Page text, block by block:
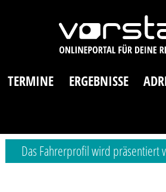
TERMINE ERGEBNISSE
Das Fahrerprofil wird präsentiert